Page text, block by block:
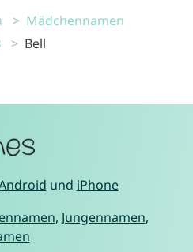
Mädchennamen
Bell
und iPhone
, Jungennamen,